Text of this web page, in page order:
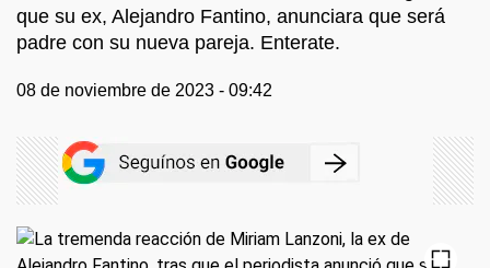
que su ex, Alejandro Fantino, anunciara que será
padre con su nueva pareja. Enterate.
08 de noviembre de 2023 - 09:42